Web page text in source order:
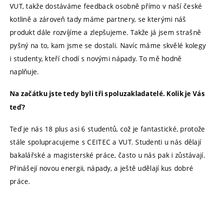
VUT, takže dostáváme feedback osobně přímo v naší české
kotlině a zároveň tady máme partnery, se kterými náš
produkt dále rozvíjíme a zlepšujeme. Takže já jsem strašně
pyšný na to, kam jsme se dostali. Navíc máme skvělé kolegy
i studenty, kteří chodí s novými nápady. To mě hodně
naplňuje.
Na začátku jste tedy byli tři spoluzakladatelé. Kolik je Vás
teď?
Teď je nás 18 plus asi 6 studentů, což je fantastické, protože
stále spolupracujeme s CEITEC a VUT. Studenti u nás dělají
bakalářské a magisterské práce, často u nás pak i zůstávají.
Přinášejí novou energii, nápady, a ještě udělají kus dobré
práce.